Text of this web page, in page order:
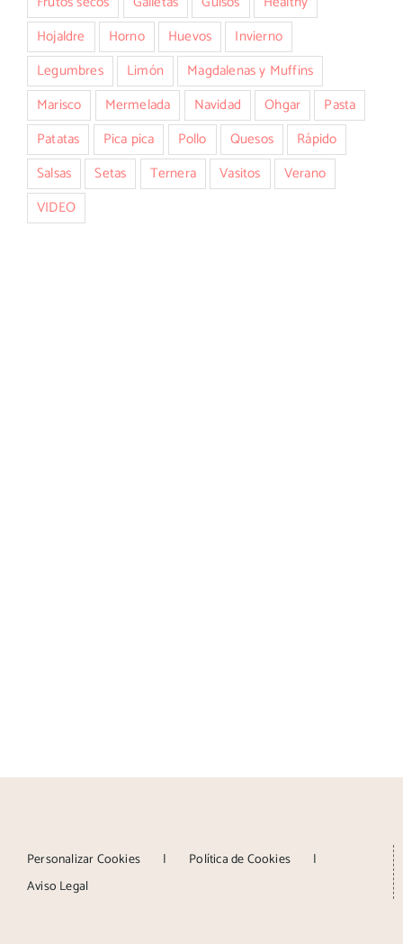
Hojaldre
Horno Huevos
Invierno
Legumbres
Limón
Magdalenas y Muffins
Marisco
Mermelada Navidad Ohgar
Pasta
Patatas
Pica pica Pollo Quesos
Rápido
Salsas
Setas Ternera Vasitos
Verano
VIDEO
Personalizar Cookies
Política de Cookies
Aviso Legal